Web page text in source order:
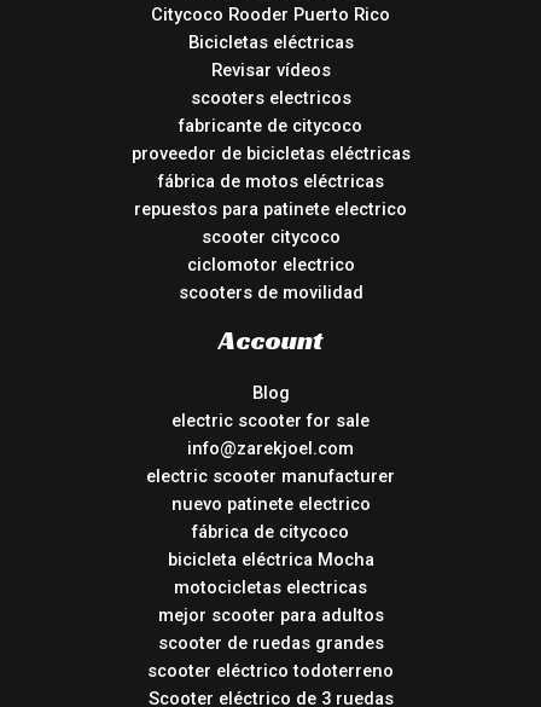
Citycoco Rooder Puerto Rico
Bicicletas eléctricas
Revisar vídeos
scooters electricos
fabricante de citycoco
proveedor de bicicletas eléctricas
fábrica de motos eléctricas
repuestos para patinete electrico
scooter citycoco
ciclomotor electrico
scooters de movilidad
Account
Blog
electric scooter for sale
info@zarekjoel.com
electric scooter manufacturer
nuevo patinete electrico
fábrica de citycoco
bicicleta eléctrica Mocha
motocicletas electricas
mejor scooter para adultos
scooter de ruedas grandes
scooter eléctrico todoterreno
Scooter eléctrico de 3 ruedas